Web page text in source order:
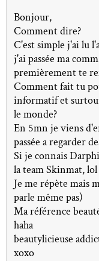
Bonjour,
Comment dire?
C'est simple j'ai lu
j'ai passée ma
premièrement te
Comment fait tu
informatif et
le monde?
En 5mn je viens
passée a regarder
Si je connais
la team Skinmat, lol
Je me répète mais
parle même pas)
Ma référence
haha
beautylicieuse
xoxo